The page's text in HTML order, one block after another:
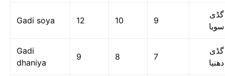
Gadi soya 12 10 9
گڈی
سویا
Gadi
dhaniya
9 8 7
گڈی
دھنیا